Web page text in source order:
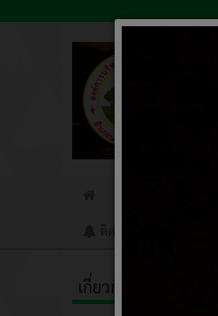
เกี่ยวกับหน่วยงาน